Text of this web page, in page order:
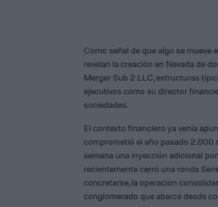
Como señal de que algo se
revelan la creación en Nevada de
Merger Sub 2 LLC, estructuras
ejecutivos como su director
sociedades.
El contexto financiero ya venía
comprometió el año pasado 2.000
semana una inyección adicional
recientemente cerró una ronda
concretarse, la operación
conglomerado que abarca desde